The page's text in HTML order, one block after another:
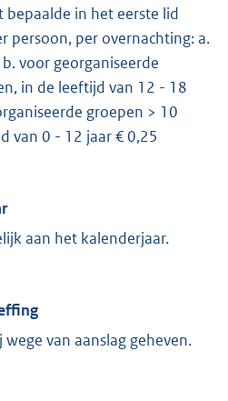
in het eerste lid
persoon, per overnachting: a.
voor georganiseerde
in de leeftijd van 12 - 18
groepen > 10
van 0 - 12 jaar € 0,25
aan het kalenderjaar.
van aanslag geheven.